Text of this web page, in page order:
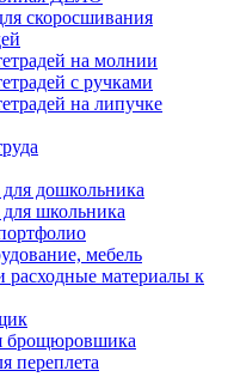
скоросшивания
на молнии
с ручками
на липучке
дошкольника
школьника
мебель
материалы к
брощюровшика
переплета